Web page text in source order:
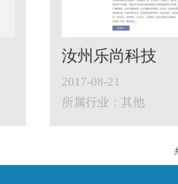
汝州乐尚科技
2017-08-21
所属行业：其他